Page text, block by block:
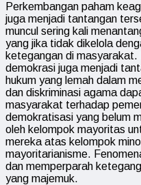
Perkembangan paham
juga menjadi tantangan
muncul sering kali
yang jika tidak dikelola
ketegangan di masyarakat.
demokrasi juga menjadi
hukum yang lemah dalam
dan diskriminasi agama
masyarakat terhadap
demokratisasi yang belum
oleh kelompok mayoritas
mereka atas kelompok
mayoritarianisme.
dan memperparah
yang majemuk.